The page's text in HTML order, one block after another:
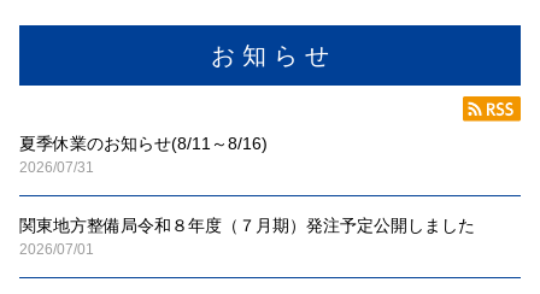
お 知 ら せ
夏季休業のお知らせ(8/11～8/16)
2026/07/31
関東地方整備局令和８年度（７月期）発注予定公開しました
2026/07/01